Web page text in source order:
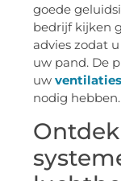
goede
bedrijf kijken
advies zodat
uw pand. De
uw
nodig hebben.